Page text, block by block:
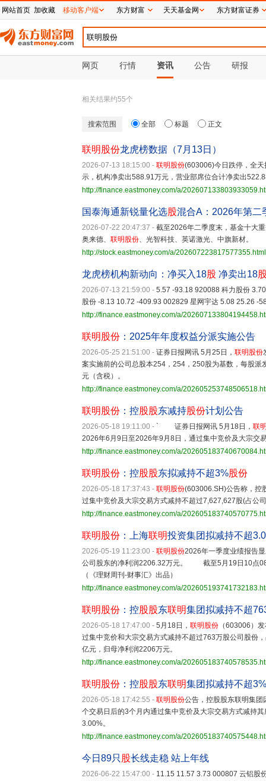
网页 行情 资讯 公告 研报
相关结果约55个
搜索范围 全部 标题 正文
联明股份龙虎榜数据（7月13日）
2026-07-13 18:15:00 - 联明股份(603006)今日跌停，全
示，机构净卖出588.91万元，营业部席位合计净卖出
http://finance.eastmoney.com/a/
国泰海通新锐量化选股混合A：2026年第二
2026-07-22 20:47:37 - 截至2026年二季度末，基金十大
奥来德、 联明股份、光智科技、英诺激光、中旗新材。
http://stock.eastmoney.com/a/202607223817577355.html
龙虎榜机构新动向：净买入18股 净卖出18
2026-07-13 21:59:00 - 5.57 -93.18 920088 科力股份
股份 -8.13 10.72 -409.93 002829 星网宇达 5.08 25.26 -
http://finance.eastmoney.com/a/
联明股份 ：2025年年度权益分派实施公告
2026-05-25 21:51:00 - 证券日报网讯 5月25日， 联明股份
案实施前的公司总股本254，254，250股为基数，每股
元（含税）。
http://finance.eastmoney.com/a/
联明股份 ：控股股东减持股份计划公告
2026-05-18 19:11:00 - ` 证券日报网讯 5月18日， 联
2026年6月9日至2026年9月8日，通过集中竞价及大宗交
http://finance.eastmoney.com/a/
联明股份 ：控股股东拟减持不超3%股份
2026-05-18 17:37:43 - 联明股份(603006.SH)公告称，控
过集中竞价及大宗交易方式减持不超过7,627,627股(占公
http://finance.eastmoney.com/a/
联明股份 ：上海联明投资集团拟减持不超
2026-05-19 11:23:00 - 联明股份2026年一季度业绩报告
公司股东的净利润2206.32万元。 截至5月19日10点
（《理财周刊-财事汇》出品）
http://finance.eastmoney.com/a/
联明股份 ：控股股东联明集团拟减持不超
2026-05-18 17:47:00 - 5月18日， 联明股份 （603006）
过集中竞价和大宗交易方式减持不超过763万股公司股
亿元，归母净利润2206万元。
http://finance.eastmoney.com/a/
联明股份 ：控股股东联明集团拟减持不超3%
2026-05-18 17:42:55 - 联明股份公告，控股股东联明集
个交易日后的3个月内通过集中竞价及大宗交易方式减持
3.00%。
http://finance.eastmoney.com/a/
今日89只 股长线走稳 站上年线
2026-06-22 15:47:00 - 11.15 11.57 3.73 000807 云铝股
网站首页 加收藏 移动客户端 东方财富 天天基金网 东方财富证券